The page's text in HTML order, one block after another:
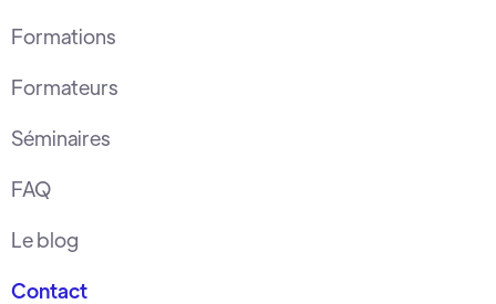
Formations
Formateurs
Séminaires
FAQ
Le blog
Contact